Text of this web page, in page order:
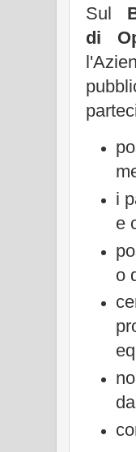
Sul
di
i
e
o